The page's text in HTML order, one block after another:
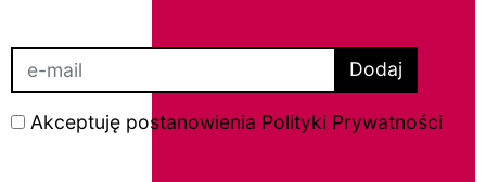
Dodaj
Akceptuję postanowienia Polityki Prywatności